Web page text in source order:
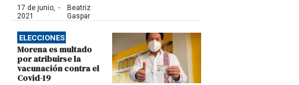
17 de junio,
2021
·
Beatriz
Gaspar
ELECCIONES
Morena es multado
por atribuirse la
vacunación contra el
Covid-19